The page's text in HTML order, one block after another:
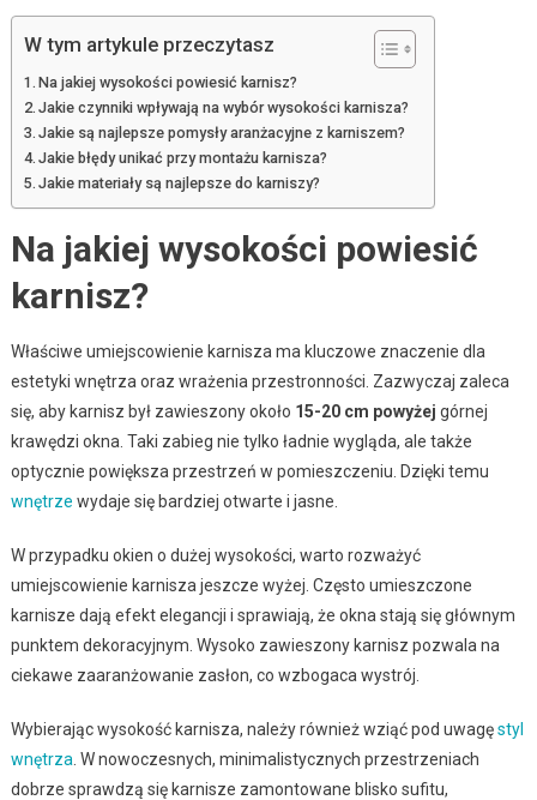
W tym artykule przeczytasz
Na jakiej wysokości powiesić karnisz?
Jakie czynniki wpływają na wybór wysokości karnisza?
Jakie są najlepsze pomysły aranżacyjne z karniszem?
Jakie błędy unikać przy montażu karnisza?
Jakie materiały są najlepsze do karniszy?
Na jakiej wysokości powiesić
karnisz?
Właściwe umiejscowienie karnisza ma kluczowe znaczenie dla
estetyki wnętrza oraz wrażenia przestronności. Zazwyczaj zaleca
się, aby karnisz był zawieszony około 15-20 cm powyżej górnej
krawędzi okna. Taki zabieg nie tylko ładnie wygląda, ale także
optycznie powiększa przestrzeń w pomieszczeniu. Dzięki temu
wnętrze wydaje się bardziej otwarte i jasne.
W przypadku okien o dużej wysokości, warto rozważyć
umiejscowienie karnisza jeszcze wyżej. Często umieszczone
karnisze dają efekt elegancji i sprawiają, że okna stają się głównym
punktem dekoracyjnym. Wysoko zawieszony karnisz pozwala na
ciekawe zaaranżowanie zasłon, co wzbogaca wystrój.
Wybierając wysokość karnisza, należy również wziąć pod uwagęstyl
wnętrza . W nowoczesnych, minimalistycznych przestrzeniach
dobrze sprawdzą się karnisze zamontowane blisko sufitu,